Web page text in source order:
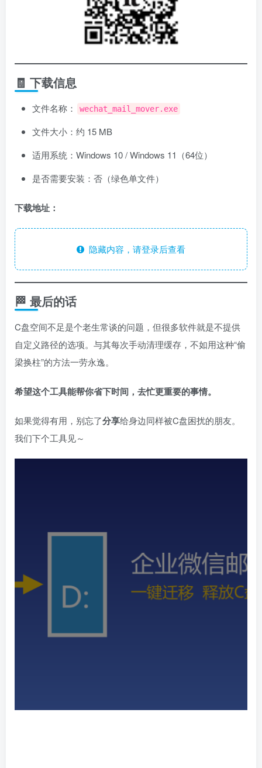
🧾 下载信息
文件名称： wechat_mail_mover.exe
文件大小：约 15 MB
适用系统：Windows 10 / Windows 11（64位）
是否需要安装：否（绿色单文件）
下载地址：
隐藏内容，请登录后查看
🏁 最后的话
C盘空间不足是个老生常谈的问题，但很多软件就是不提供
自定义路径的选项。与其每次手动清理缓存，不如用这种“偷
梁换柱”的方法一劳永逸。
希望这个工具能帮你省下时间，去忙更重要的事情。
如果觉得有用，别忘了分享给身边同样被C盘困扰的朋友。
我们下个工具见～